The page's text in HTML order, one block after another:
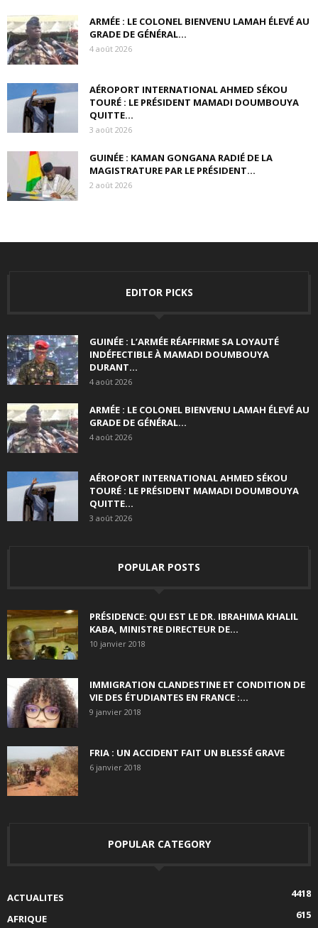
ARMÉE : LE COLONEL BIENVENU LAMAH ÉLEVÉ AU
GRADE DE GÉNÉRAL...
4 août 2026
AÉROPORT INTERNATIONAL AHMED SÉKOU
TOURÉ : LE PRÉSIDENT MAMADI DOUMBOUYA
QUITTE...
3 août 2026
GUINÉE : KAMAN GONGANA RADIÉ DE LA
MAGISTRATURE PAR LE PRÉSIDENT...
2 août 2026
EDITOR PICKS
GUINÉE : L’ARMÉE RÉAFFIRME SA LOYAUTÉ
INDÉFECTIBLE À MAMADI DOUMBOUYA
DURANT...
4 août 2026
ARMÉE : LE COLONEL BIENVENU LAMAH ÉLEVÉ AU
GRADE DE GÉNÉRAL...
4 août 2026
AÉROPORT INTERNATIONAL AHMED SÉKOU
TOURÉ : LE PRÉSIDENT MAMADI DOUMBOUYA
QUITTE...
3 août 2026
POPULAR POSTS
PRÉSIDENCE: QUI EST LE DR. IBRAHIMA KHALIL
KABA, MINISTRE DIRECTEUR DE...
10 janvier 2018
IMMIGRATION CLANDESTINE ET CONDITION DE
VIE DES ÉTUDIANTES EN FRANCE :...
9 janvier 2018
FRIA : UN ACCIDENT FAIT UN BLESSÉ GRAVE
6 janvier 2018
POPULAR CATEGORY
ACTUALITES
4418
AFRIQUE
615